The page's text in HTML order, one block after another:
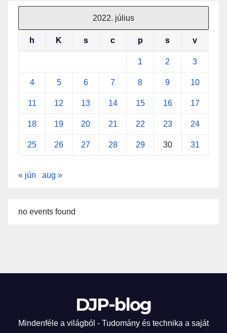
2022. július
h K s c p s v
1 2 3
4 5 6 7 8 9 10
11 12 13 14 15 16 17
18 19 20 21 22 23 24
25 26 27 28 29 30 31
« jún aug »
no events found
DJP-blog
Mindenféle a világból - Tudomány és technika a saját